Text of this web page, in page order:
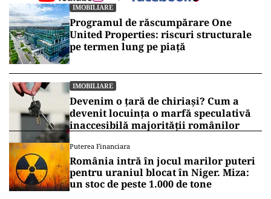
IMOBILIARE
Programul de răscumpărare One
United Properties: riscuri structurale
pe termen lung pe piață
IMOBILIARE
Devenim o țară de chiriași? Cum a
devenit locuința o marfă speculativă
inaccesibilă majorității românilor
Puterea Financiara
România intră în jocul marilor puteri
pentru uraniul blocat în Niger. Miza:
un stoc de peste 1.000 de tone